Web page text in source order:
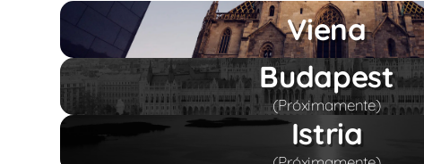
Viena
Budapest
(Próximamente)
Istria